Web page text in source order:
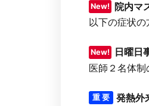
New!
院内マ
以下の症状
New!
日曜日
医師２名体
重 要
発熱外